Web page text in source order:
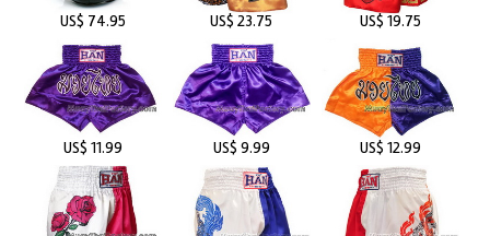
US$ 74.95 US$ 23.75 US$ 19.75
US$ 11.99 US$ 9.99 US$ 12.99